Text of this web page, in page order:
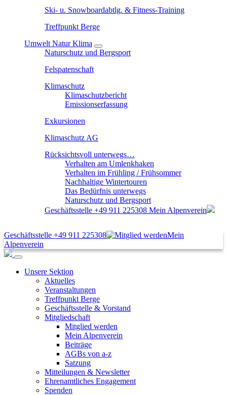
Ski- u. Snowboardabtlg. & Fitness-Training
Treffpunkt Berge
Umwelt Natur Klima
Naturschutz und Bergsport
Felspatenschaft
Klimaschutz
Klimaschutzbericht
Emissionserfassung
Exkursionen
Klimaschutz AG
Rücksichtsvoll unterwegs…
Verhalten am Umlenkhaken
Verhalten im Frühling / Frühsommer
Nachhaltige Wintertouren
Das Bedürfnis unterwegs
Naturschutz und Bergsport
Geschäftsstelle +49 911 225308 Mein Alpenverein
Geschäftsstelle +49 911 225308
Mein
Alpenverein
Unsere Sektion
Aktuelles
Veranstaltungen
Treffpunkt Berge
Geschäftsstelle & Vorstand
Mitgliedschaft
Mitglied werden
Mein Alpenverein
Beiträge
AGBs von a-z
Satzung
Mitteilungen & Newsletter
Ehrenamtliches Engagement
Spenden